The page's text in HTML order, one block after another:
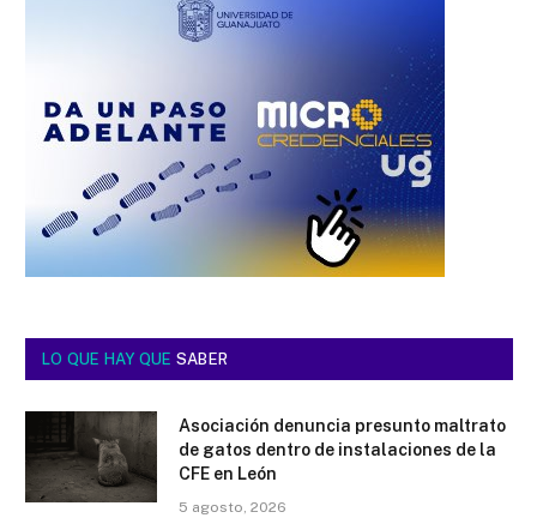
LO QUE HAY QUE SABER
Asociación denuncia presunto maltrato
de gatos dentro de instalaciones de la
CFE en León
5 agosto, 2026